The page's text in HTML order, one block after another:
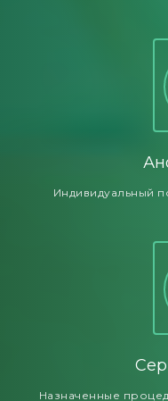
Индивидуальный
Назначенные